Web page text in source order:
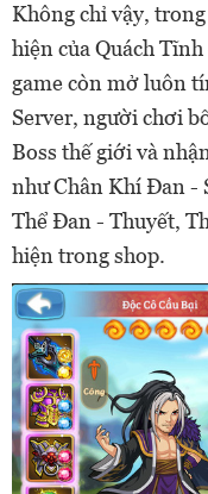
Không chỉ vậy,
hiện của Quách
game còn mở luôn
Server, người chơi
Boss thế giới và
như Chân Khí Đan -
Thể Đan - Thuyết,
hiện trong shop.